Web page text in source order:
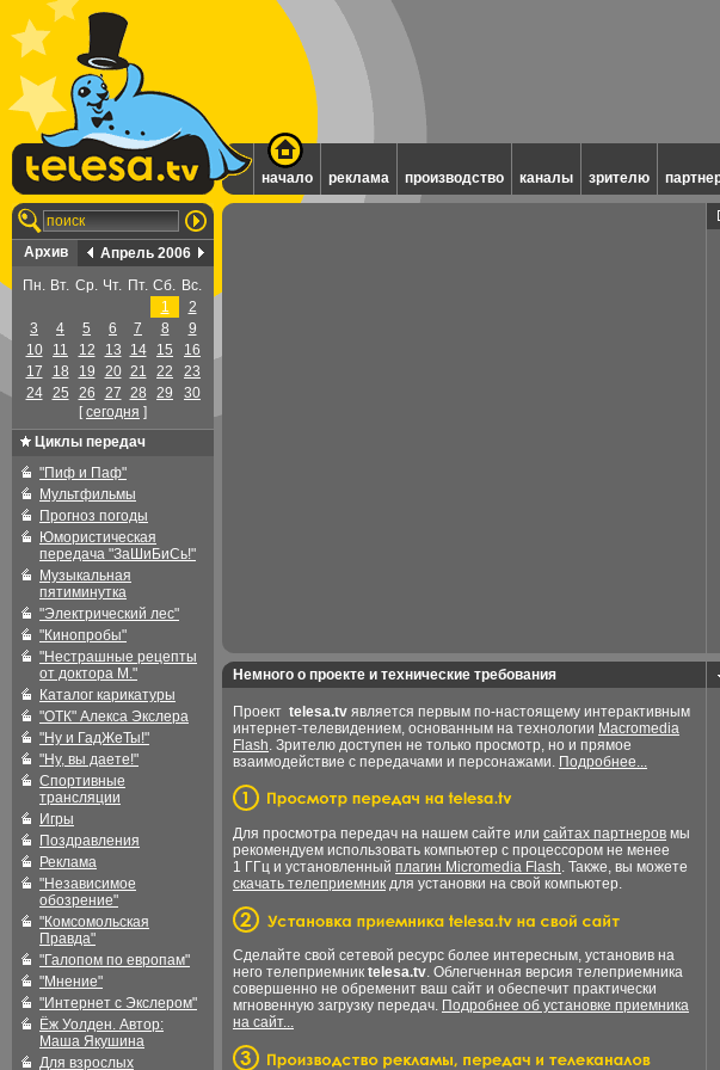
начало реклама производство каналы зрителю
Архив
Апрель 2006
Пн. Вт. Ср. Чт. Пт. Сб. Вс.
1
2
3
4 5 6 7 8
9
10
11 12 13 14 15
16
17
18 19 20 21 22
23
24
25 26 27 28 29
30
[cегодня ]
Циклы передач
"Пиф и Паф"
Мультфильмы
Прогноз погоды
Юмористическая
передача "ЗаШиБиСь!"
Музыкальная
пятиминутка
"Электрический лес"
"Кинопробы"
"Нестрашные рецепты
от доктора М."
Каталог карикатуры
"ОТК" Алекса Экслера
"Ну и ГадЖеТы!"
"Ну, вы даете!"
Спортивные
трансляции
Игры
Поздравления
Реклама
"Независимое
обозрение"
"Комсомольская
Правда"
"Галопом по европам"
"Мнение"
"Интернет с Экслером"
Ёж Уолден. Автор:
Маша Якушина
Для взрослых
Немного о проекте и технические требования
Проект telesa.tv является первым по-настоящему интерактивным
интернет-телевидением, основанным на технологии Macromedia
Flash. Зрителю доступен не только просмотр, но и прямое
взаимодействие с передачами и персонажами. Подробнее...
Для просмотра передач на нашем сайте или сайтах партнеров мы
рекомендуем использовать компьютер с процессором не менее
1 ГГц и установленный плагин Micromedia Flash. Также, вы можете
скачать телеприемник для установки на свой компьютер.
Сделайте свой сетевой ресурс более интересным, установив на
него телеприемник telesa.tv. Облегченная версия телеприемника
совершенно не обременит ваш сайт и обеспечит практически
мгновенную загрузку передач. Подробнее об установке приемника
на сайт...